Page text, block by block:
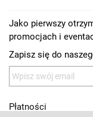
Jako pierwszy
promocjach i
Zapisz się do
Płatności